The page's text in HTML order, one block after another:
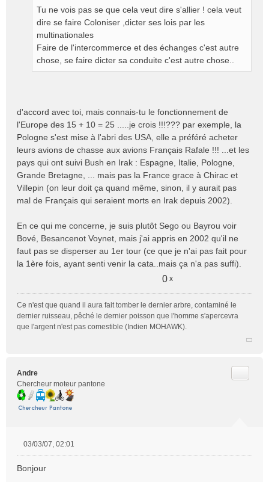
Tu ne vois pas se que cela veut dire s'allier ! cela veut
dire se faire Coloniser ,dicter ses lois par les
multinationales
Faire de l'intercommerce et des échanges c'est autre
chose, se faire dicter sa conduite c'est autre chose..
d'accord avec toi, mais connais-tu le fonctionnement de
l'Europe des 15 + 10 = 25 .....je crois !!!??? par exemple, la
Pologne s'est mise à l'abri des USA, elle a préféré acheter
leurs avions de chasse aux avions Français Rafale !!! ...et les
pays qui ont suivi Bush en Irak : Espagne, Italie, Pologne,
Grande Bretagne, ... mais pas la France grace à Chirac et
Villepin (on leur doit ça quand même, sinon, il y aurait pas
mal de Français qui seraient morts en Irak depuis 2002).
En ce qui me concerne, je suis plutôt Sego ou Bayrou voir
Bové, Besancenot Voynet, mais j'ai appris en 2002 qu'il ne
faut pas se disperser au 1er tour (ce que je n'ai pas fait pour
la 1ère fois, ayant senti venir la cata..mais ça n'a pas suffi).
0 x
Ce n'est que quand il aura fait tomber le dernier arbre, contaminé le
dernier ruisseau, pêché le dernier poisson que l'homme s'apercevra
que l'argent n'est pas comestible (Indien MOHAWK).
Andre
Chercheur moteur pantone
s
03/03/07, 02:01
Bonjour